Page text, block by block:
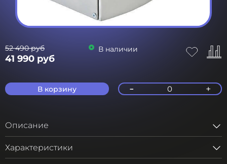
41 990 руб
52 490 руб В наличии
В корзину - 0 +
Описание
Характеристики